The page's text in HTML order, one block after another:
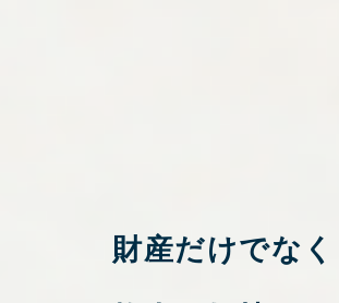
財産だけでなく